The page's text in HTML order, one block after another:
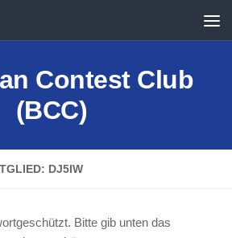
DJ5IW
Bitte gib unten das